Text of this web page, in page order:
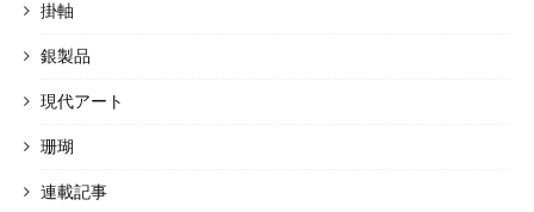
掛軸
銀製品
現代アート
珊瑚
連載記事